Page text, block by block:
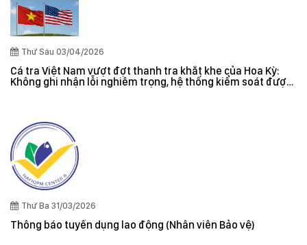
Thứ Sáu 03/04/2026
Cá tra Việt Nam vượt đợt thanh tra khắt khe của Hoa Kỳ:
Không ghi nhận lỗi nghiêm trọng, hệ thống kiểm soát được
Thứ Ba 31/03/2026
Thông báo tuyển dụng lao động (Nhân viên Bảo vệ)